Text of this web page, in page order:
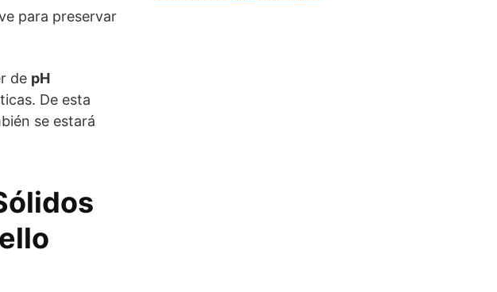
para preservar
de pH
De esta
se estará